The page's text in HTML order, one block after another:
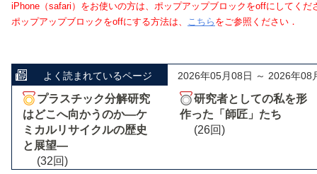
iPhone（safari）をお使いの方は、ポップアップブロックをoffにしてくだ
ポップアップブロックをoffにする方法は、 こちら をご参照ください．
よく読まれているページ 2026年05月08日 ～ 2026年08
プラスチック分解研究
はどこへ向かうのか―ケ
ミカルリサイクルの歴史
と展望―
(32回)
研究者としての私を形
作った「師匠」たち
(26回)